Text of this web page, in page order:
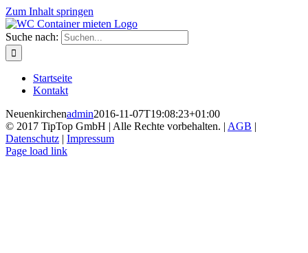
Zum Inhalt springen
Suche nach:
Startseite
Kontakt
Neuenkirchenadmin2016-11-07T19:08:23+01:00
© 2017 TipTop GmbH | Alle Rechte vorbehalten. | AGB |
Datenschutz | Impressum
Page load link